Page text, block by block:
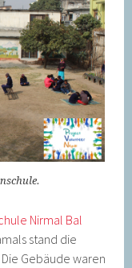
Nirmal Bal
stand die
Gebäude waren